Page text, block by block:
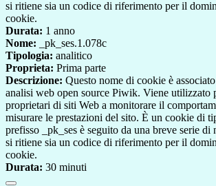
si ritiene sia un codice di riferimento per il
cookie.
Durata: 1 anno
Nome: _pk_ses.1.078c
Tipologia: analitico
Proprieta: Prima parte
Descrizione: Questo nome di cookie è
analisi web open source Piwik. Viene utilizzato
proprietari di siti Web a monitorare il
misurare le prestazioni del sito. È un cookie di
prefisso _pk_ses è seguito da una breve serie di
si ritiene sia un codice di riferimento per il
cookie.
Durata: 30 minuti